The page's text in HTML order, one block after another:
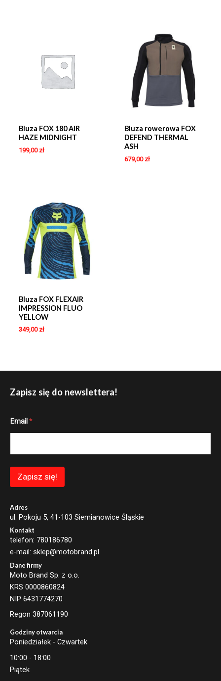
Bluza FOX 180 AIR
HAZE MIDNIGHT
199,00 zł
Bluza rowerowa FOX
DEFEND THERMAL
ASH
679,00 zł
Bluza FOX FLEXAIR
IMPRESSION FLUO
YELLOW
349,00 zł
Zapisz się do newslettera!
E
l
Email *
Zapisz się!
Adres
ul. Pokoju 5, 41-103 Siemianowice Śląskie
Kontakt
telefon: 780186780
e-mail: sklep@motobrand.pl
Dane firmy
Moto Brand Sp. z o.o.
KRS 0000860824
NIP 6431774270
Regon 387061190
Godziny otwarcia
Poniedziałek - Czwartek
10:00 - 18:00
Piątek